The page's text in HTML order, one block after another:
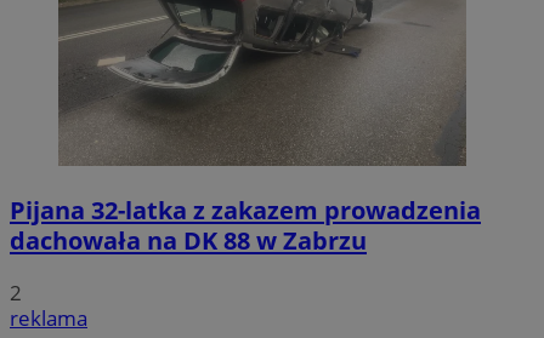
Pijana 32-latka z zakazem prowadzenia
dachowała na DK 88 w Zabrzu
2
reklama